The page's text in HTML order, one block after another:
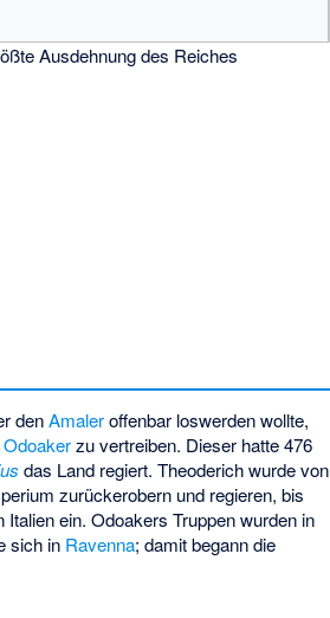
Ausdehnung des Reiches
denAmaleroffenbar loswerden wollte,
Odoakerzu vertreiben. Dieser hatte 476
das Land regiert. Theoderich wurde von
zurückerobern und regieren, bis
ein. Odoakers Truppen wurden in
sich in Ravenna; damit begann die